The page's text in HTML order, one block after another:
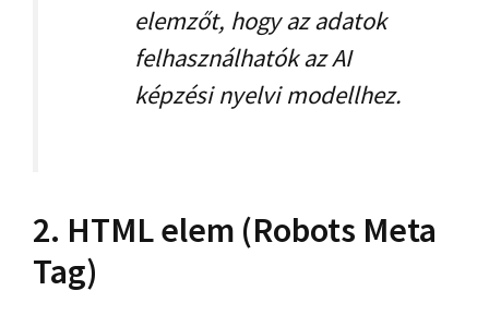
elemzőt, hogy az adatok
felhasználhatók az AI
képzési nyelvi modellhez.
2. HTML elem (Robots Meta
Tag)